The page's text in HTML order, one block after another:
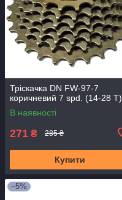
Тріскачка DN FW-97-7
коричневий 7 spd. (14-28 Т)
В наявності
271 ₴ 285 ₴
Купити
–5%